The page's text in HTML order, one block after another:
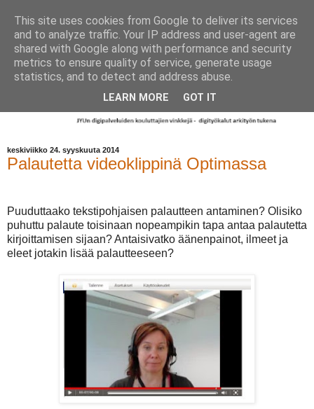
keskiviikko 24. syyskuuta 2014
Palautetta videoklippinä Optimassa
Puuduttaako tekstipohjaisen palautteen antaminen? Olisiko
puhuttu palaute toisinaan nopeampikin tapa antaa palautetta
kirjoittamisen sijaan? Antaisivatko äänenpainot, ilmeet ja
eleet jotakin lisää palautteeseen?
This site uses cookies from Google to deliver its services
and to analyze traffic. Your IP address and user-agent are
shared with Google along with performance and security
metrics to ensure quality of service, generate usage
statistics, and to detect and address abuse.
LEARN MORE GOT IT